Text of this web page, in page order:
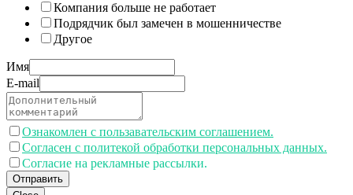
Компания больше не работает
Подрядчик был замечен в мошенничестве
Другое
Имя
E-mail
Ознакомлен с пользавательским соглашением.
Согласен с политекой обработки персональных данных.
Согласие на рекламные рассылки.
Отправить